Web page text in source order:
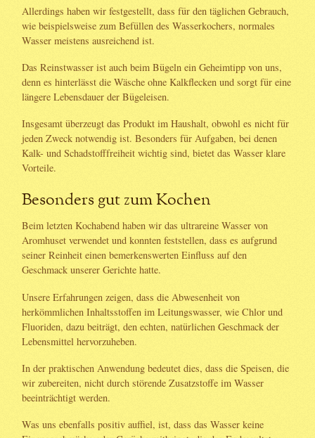
Allerdings haben wir festgestellt, dass für den täglichen Gebrauch,
wie beispielsweise zum Befüllen des Wasserkochers, normales
Wasser meistens ausreichend ist.
Das Reinstwasser ist auch beim Bügeln ein Geheimtipp von uns,
denn es hinterlässt die Wäsche ohne Kalkflecken und sorgt für eine
längere Lebensdauer der Bügeleisen.
Insgesamt überzeugt das Produkt im Haushalt, obwohl es nicht für
jeden Zweck notwendig ist. Besonders für Aufgaben, bei denen
Kalk- und Schadstofffreiheit wichtig sind, bietet das Wasser klare
Vorteile.
Besonders gut zum Kochen
Beim letzten Kochabend haben wir das ultrareine Wasser von
Aromhuset verwendet und konnten feststellen, dass es aufgrund
seiner Reinheit einen bemerkenswerten Einfluss auf den
Geschmack unserer Gerichte hatte.
Unsere Erfahrungen zeigen, dass die Abwesenheit von
herkömmlichen Inhaltsstoffen im Leitungswasser, wie Chlor und
Fluoriden, dazu beiträgt, den echten, natürlichen Geschmack der
Lebensmittel hervorzuheben.
In der praktischen Anwendung bedeutet dies, dass die Speisen, die
wir zubereiten, nicht durch störende Zusatzstoffe im Wasser
beeinträchtigt werden.
Was uns ebenfalls positiv auffiel, ist, dass das Wasser keine